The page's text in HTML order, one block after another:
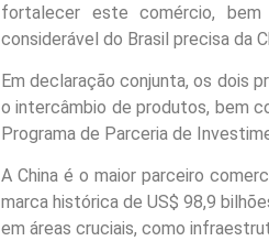
fortalecer este comércio,
considerável do Brasil precisa da
Em declaração conjunta, os dois
o intercâmbio de produtos, bem
Programa de Parceria de
A China é o maior parceiro
marca histórica de US$ 98,9
em áreas cruciais, como